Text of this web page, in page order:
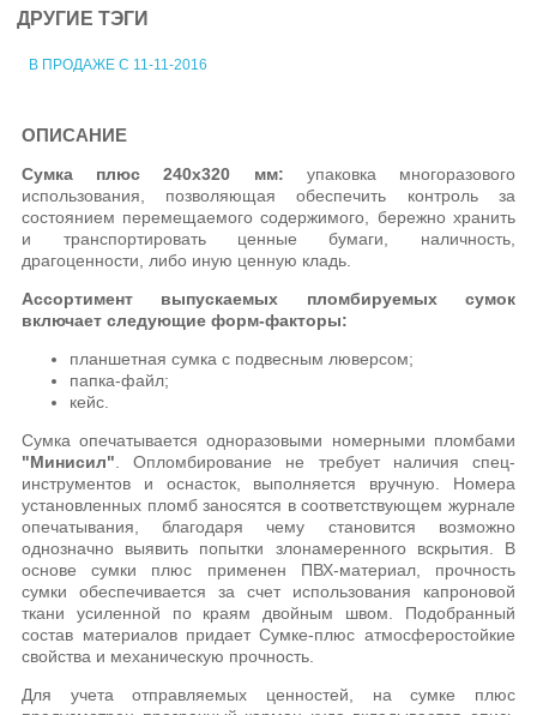
ДРУГИЕ ТЭГИ
В ПРОДАЖЕ С 11-11-2016
ОПИСАНИЕ
Сумка плюс 240х320 мм: упаковка многоразового
использования, позволяющая обеспечить контроль за
состоянием перемещаемого содержимого, бережно хранить
и транспортировать ценные бумаги, наличность,
драгоценности, либо иную ценную кладь.
Ассортимент выпускаемых пломбируемых сумок
включает следующие форм-факторы:
планшетная сумка с подвесным люверсом;
папка-файл;
кейс.
Сумка опечатывается одноразовыми номерными пломбами
"Минисил" . Опломбирование не требует наличия спец-
инструментов и оснасток, выполняется вручную. Номера
установленных пломб заносятся в соответствующем журнале
опечатывания, благодаря чему становится возможно
однозначно выявить попытки злонамеренного вскрытия. В
основе сумки плюс применен ПВХ-материал, прочность
сумки обеспечивается за счет использования капроновой
ткани усиленной по краям двойным швом. Подобранный
состав материалов придает Сумке-плюс атмосферостойкие
свойства и механическую прочность.
Для учета отправляемых ценностей, на сумке плюс